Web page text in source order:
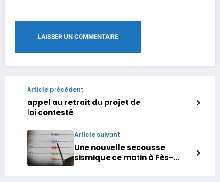
Article précédent
appel au retrait du projet de
loi contesté
Article suivant
Une nouvelle secousse
sismique ce matin à Fès-